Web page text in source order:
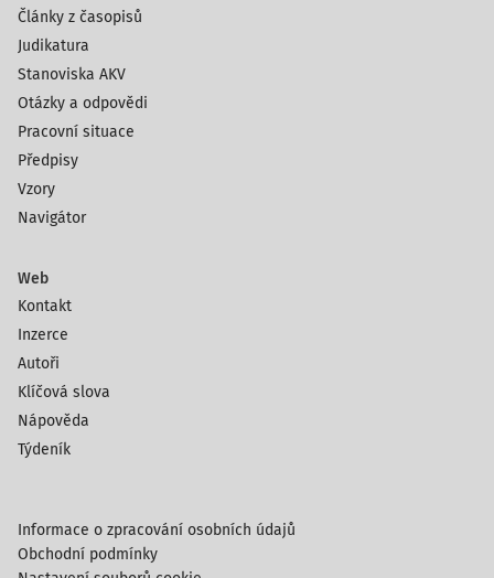
Články z časopisů
Judikatura
Stanoviska AKV
Otázky a odpovědi
Pracovní situace
Předpisy
Vzory
Navigátor
Web
Kontakt
Inzerce
Autoři
Klíčová slova
Nápověda
Týdeník
Informace o zpracování osobních údajů
Obchodní podmínky